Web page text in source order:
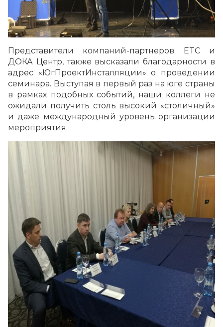
Представители компаний-партнеров ETC и
ДОКА Центр, также высказали благодарности в
адрес «ЮгПроектИнсталляции» о проведении
семинара. Выступая в первый раз на юге страны
в рамках подобных событий, наши коллеги не
ожидали получить столь высокий «столичный»
и даже международный уровень организации
мероприятия.